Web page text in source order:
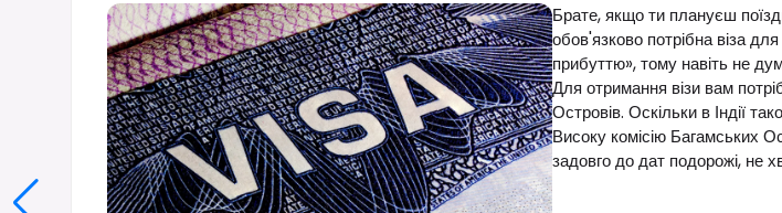
Брате, якщо ти плануєш
обов'язково потрібна віза
прибуттю», тому навіть не
Для отримання візи вам
Островів. Оскільки в Індії
Високу комісію Багамських
задовго до дат подорожі, не